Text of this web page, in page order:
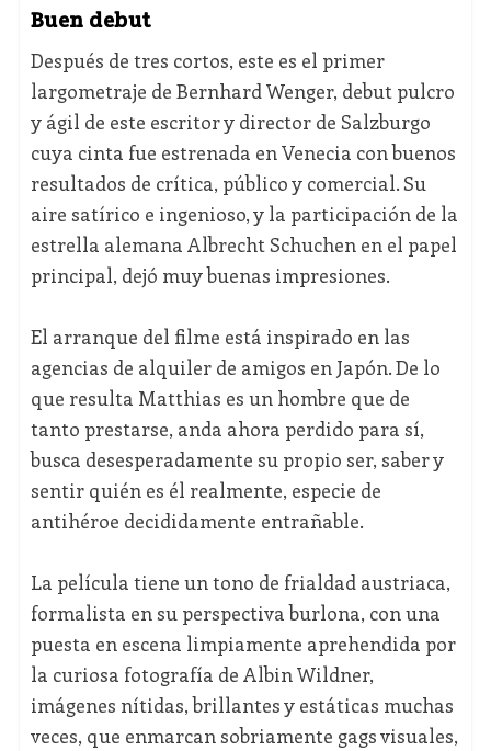
Buen debut
Después de tres cortos, este es el primer
largometraje de Bernhard Wenger, debut pulcro
y ágil de este escritor y director de Salzburgo
cuya cinta fue estrenada en Venecia con buenos
resultados de crítica, público y comercial. Su
aire satírico e ingenioso, y la participación de la
estrella alemana Albrecht Schuchen en el papel
principal, dejó muy buenas impresiones.
El arranque del filme está inspirado en las
agencias de alquiler de amigos en Japón. De lo
que resulta Matthias es un hombre que de
tanto prestarse, anda ahora perdido para sí,
busca desesperadamente su propio ser, saber y
sentir quién es él realmente, especie de
antihéroe decididamente entrañable.
La película tiene un tono de frialdad austriaca,
formalista en su perspectiva burlona, con una
puesta en escena limpiamente aprehendida por
la curiosa fotografía de Albin Wildner,
imágenes nítidas, brillantes y estáticas muchas
veces, que enmarcan sobriamente gags visuales,